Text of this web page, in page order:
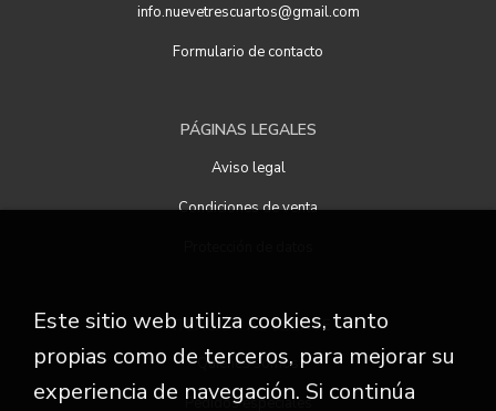
info.nuevetrescuartos@gmail.com
Formulario de contacto
PÁGINAS LEGALES
Aviso legal
Condiciones de venta
ATENCIÓN AL CLIENTE
Quiénes somos
Pedidos especiales
Este sitio web utiliza cookies, tanto
propias como de terceros, para mejorar su
experiencia de navegación. Si continúa